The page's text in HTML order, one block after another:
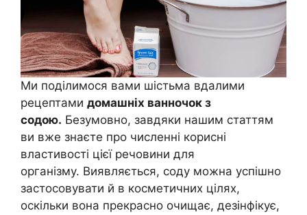
Ми поділимося вами шістьма вдалими
рецептами домашніх ванночок з
содою. Безумовно, завдяки нашим статтям
ви вже знаєте про численні корисні
властивості цієї речовини для
організму. Виявляється, соду можна успішно
застосовувати й в косметичних цілях,
оскільки вона прекрасно очищає, дезінфікує,